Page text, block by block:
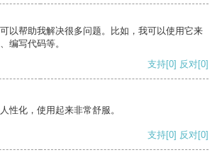
以帮助我解决很多问题。比如，我可以使用它来
编写代码等。
支持[0] 反对[0]
性化，使用起来非常舒服。
支持[0] 反对[0]